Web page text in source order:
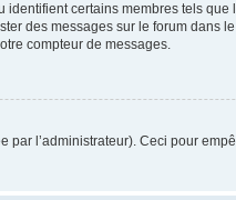
certains membres tels
des messages sur le forum dans
compteur de messages.
l’administrateur). Ceci pour